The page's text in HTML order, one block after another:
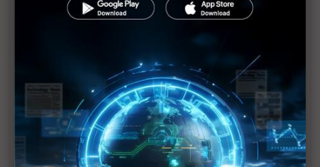
加速製造業回流 美國研議收緊汽車進口規則
美國海關將啟動退稅 陷酷寒邊界車業迎來小額續命
全球需求放緩結構未變 高油價恐難持續